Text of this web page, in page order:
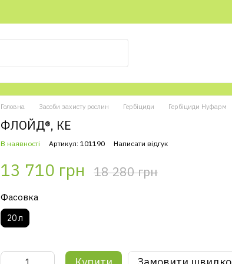
Головна Засоби захисту рослин Гербіциди Гербіциди Нуфарм
ФЛОЙД®, КЕ
В наявності Артикул: 101190 Написати відгук
13 710 грн 18 280 грн
Фасовка
20 л